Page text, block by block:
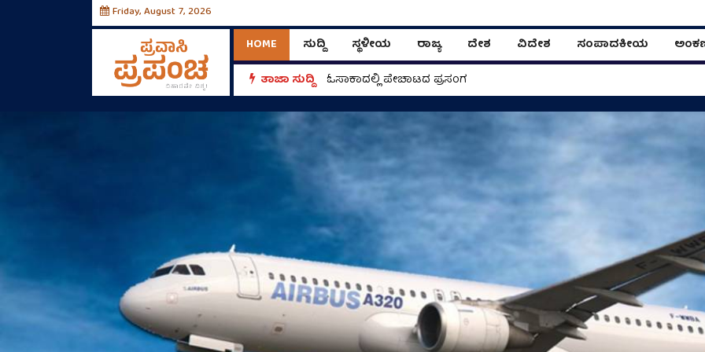
Friday, August 7, 2026
HOME ಸುದ್ದಿ ಸ್ಥಳೀಯ ರಾಜ್ಯ ದೇಶ ವಿದೇಶ ಸಂಪಾದಕೀಯ
ತಾಜಾ ಸುದ್ದಿ
ಓಸಾಕಾದಲ್ಲಿ ಪೇಚಾಟದ ಪ್ರಸಂಗ